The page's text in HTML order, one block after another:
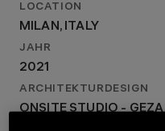
MILAN, ITALY
JAHR
2021
GEZA (MUSICROOMS)
LICHTDESIGN
LOCATION
MILAN, ITALY
JAHR
2021
ARCHITEKTURDESIGN
ONSITE STUDIO - GEZA